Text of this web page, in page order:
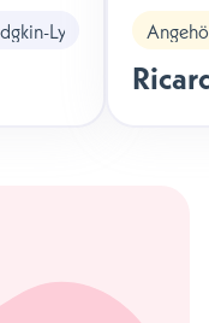
Lymphom